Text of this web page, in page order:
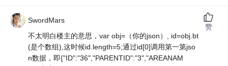
SwordMars
不太明白楼主的意思，var obj=（你的json）, id=obj.bt
(是个数组),这时候id.length=5;通过id[0]调用第一第jso
n数据，即{"ID":"36","PARENTID":"3","AREANAM
赞